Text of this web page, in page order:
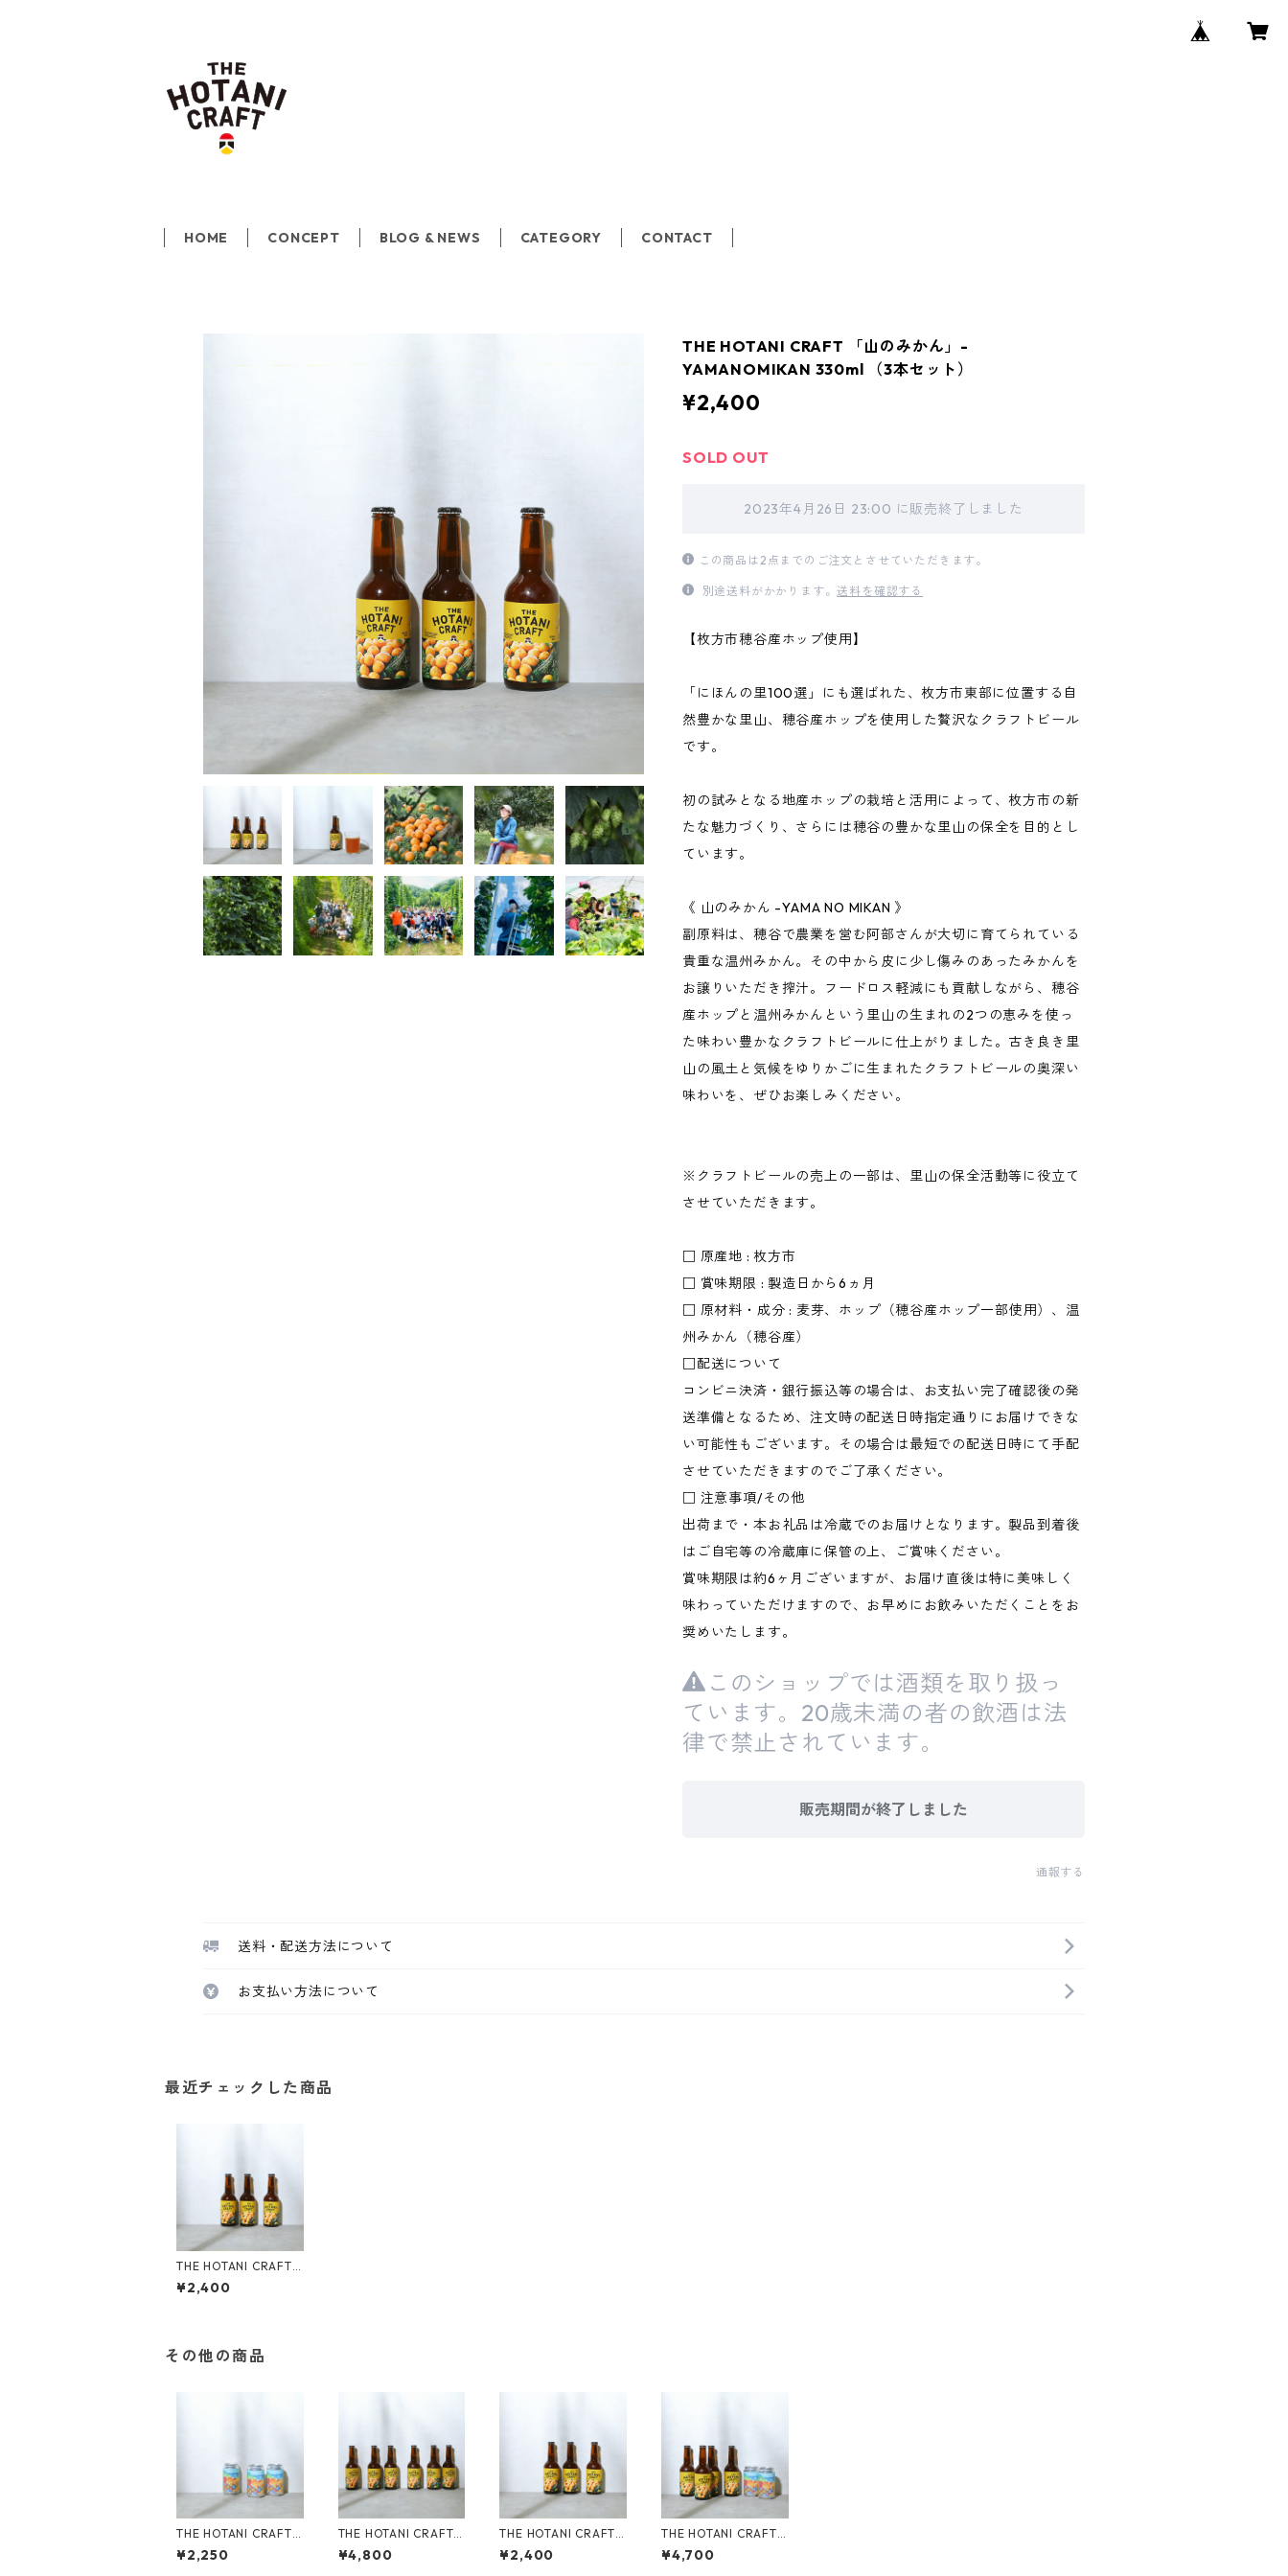
HOME CONCEPT BLOG & NEWS CATEGORY CONTACT
THE HOTANI CRAFT 「山のみかん」-
YAMANOMIKAN 330ml （3本セット）
¥2,400
SOLD OUT
2023年4月26日 23:00 に販売終了しました
この商品は2点までのご注文とさせていただきます。
別途送料がかかります。送料を確認する
【枚方市穂谷産ホップ使用】
「にほんの里100選」にも選ばれた、枚方市東部に位置する自
然豊かな里山、穂谷産ホップを使用した贅沢なクラフトビール
です。
初の試みとなる地産ホップの栽培と活用によって、枚方市の新
たな魅力づくり、さらには穂谷の豊かな里山の保全を目的とし
ています。
《 山のみかん -YAMA NO MIKAN 》
副原料は、穂谷で農業を営む阿部さんが大切に育てられている
貴重な温州みかん。その中から皮に少し傷みのあったみかんを
お譲りいただき搾汁。フードロス軽減にも貢献しながら、穂谷
産ホップと温州みかんという里山の生まれの2つの恵みを使っ
た味わい豊かなクラフトビールに仕上がりました。古き良き里
山の風土と気候をゆりかごに生まれたクラフトビールの奥深い
味わいを、ぜひお楽しみください。
※クラフトビールの売上の一部は、里山の保全活動等に役立て
させていただきます。
□ 原産地 : 枚方市
□ 賞味期限 : 製造日から6ヵ月
□ 原材料・成分 : 麦芽、ホップ（穂谷産ホップ一部使用）、温
州みかん（穂谷産）
□配送について
コンビニ決済・銀行振込等の場合は、お支払い完了確認後の発
送準備となるため、注文時の配送日時指定通りにお届けできな
い可能性もございます。その場合は最短での配送日時にて手配
させていただきますのでご了承ください。
□ 注意事項/その他
出荷まで・本お礼品は冷蔵でのお届けとなります。製品到着後
はご自宅等の冷蔵庫に保管の上、ご賞味ください。
賞味期限は約6ヶ月ございますが、お届け直後は特に美味しく
味わっていただけますので、お早めにお飲みいただくことをお
奨めいたします。
このショップでは酒類を取り扱っ
ています。20歳未満の者の飲酒は法
律で禁止されています。
販売期間が終了しました
通報する
送料・配送方法について
お支払い方法について
最近チェックした商品
THE HOTANI CRAFT
「山のみかん」-YAMA
NOMIKAN 330ml （3
¥2,400
その他の商品
THE HOTANI CRAFT
X label 「COUNTRY
ROAD」 350ml （3本
¥2,250
THE HOTANI CRAFT
「山のみかん」-YAMA
NOMIKAN 330ml （6
¥4,800
THE HOTANI CRAFT
「山のみかん」-YAMA
NOMIKAN 330ml （3
¥2,400
THE HOTANI CRAFT
「里山の恵セット（山
のみかん 4本／X labe
¥4,700